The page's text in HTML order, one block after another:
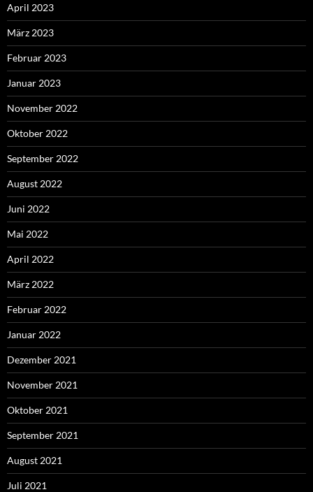
April 2023
März 2023
Februar 2023
Januar 2023
November 2022
Oktober 2022
September 2022
August 2022
Juni 2022
Mai 2022
April 2022
März 2022
Februar 2022
Januar 2022
Dezember 2021
November 2021
Oktober 2021
September 2021
August 2021
Juli 2021